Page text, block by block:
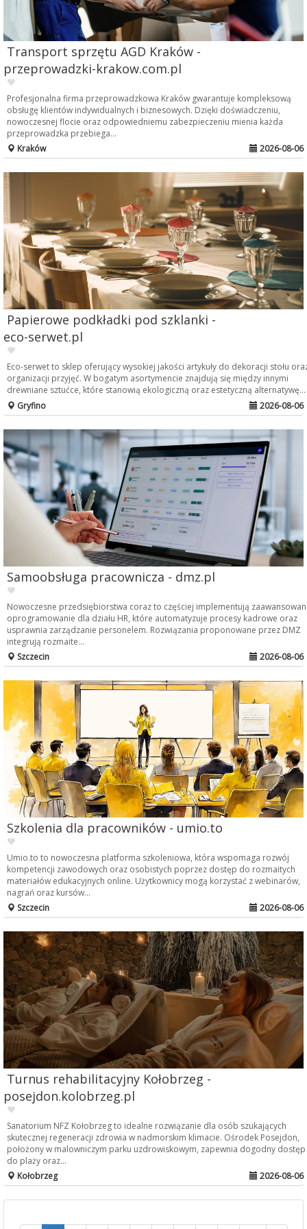
Transport sprzętu AGD Kraków -
przeprowadzki-krakow.com.pl
Profesjonalna firma przeprowadzkowa Kraków gwarantuje kompleksową
obsługę klientów indywidualnych i biznesowych. Dzięki doświadczeniu,
nowoczesnej flocie oraz odpowiedniemu zabezpieczeniu mienia każda
przeprowadzka przebiega...
Kraków
2026-08-06
Papierowe podkładki pod szklanki -
eco-serwet.pl
Eco-serwet to sklep oferujący wysokiej jakości artykuły do dekoracji stołu
organizacji przyjęć. W bogatym asortymencie znajdują się między innymi
drewniane sztućce, które stanowią ekologiczną oraz estetyczną alternatywę...
Gryfino
2026-08-06
Samoobsługa pracownicza - dmz.pl
Nowoczesne przedsiębiorstwa coraz to częściej implementują
oprogramowanie dla działu HR, które automatyzuje procesy kadrowe oraz
usprawnia zarządzanie personelem. Rozwiązania proponowane przez DMZ
integrują rozmaite...
Szczecin
2026-08-06
Szkolenia dla pracowników - umio.to
Umio.to to nowoczesna platforma szkoleniowa, która wspomaga rozwój
kompetencji zawodowych oraz osobistych poprzez dostęp do rozmaitych
materiałów edukacyjnych online. Użytkownicy mogą korzystać z webinarów,
nagrań oraz kursów...
Szczecin
2026-08-06
Turnus rehabilitacyjny Kołobrzeg -
posejdon.kolobrzeg.pl
Sanatorium NFZ Kołobrzeg to idealne rozwiązanie dla osób szukających
skutecznej regeneracji zdrowia w nadmorskim klimacie. Ośrodek Posejdon,
położony w malowniczym parku uzdrowiskowym, zapewnia dogodny dostęp
do plaży oraz...
Kołobrzeg
2026-08-06